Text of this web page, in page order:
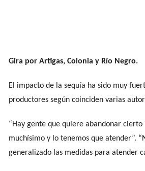
Gira por Artigas, Colonia y Río Negro.
El impacto de la sequía ha sido muy
productores según coinciden varias
“Hay gente que quiere abandonar
muchísimo y lo tenemos que atender”.
generalizado las medidas para atender